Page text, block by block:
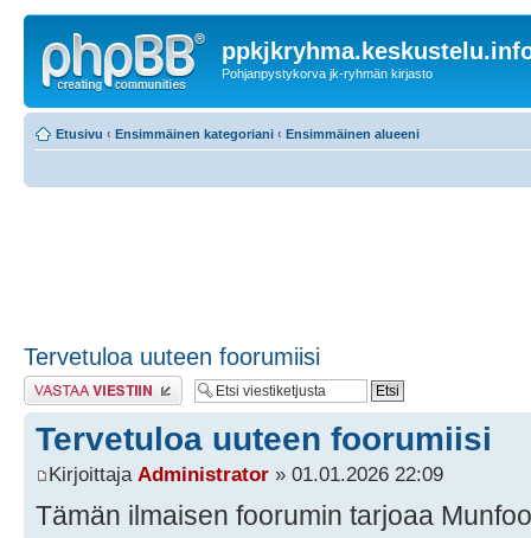
Pohjanpystykorva jk-ryhmän kirjasto
Etusivu ‹ Ensimmäinen kategoriani ‹ Ensimmäinen alueeni
Tervetuloa uuteen foorumiisi
Lähetä vastaus
Tervetuloa uuteen foorumiisi
Kirjoittaja Administrator » 01.01.2026 22:09
Tämän ilmaisen foorumin tarjoaa